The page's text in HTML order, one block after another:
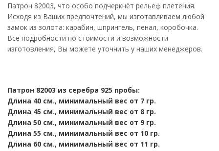
Патрон 82003, что особо подчеркнёт рельеф плетения.
Исходя из Ваших предпочтений, мы изготавливаем любой
замок из золота: карабин, шпрингель, пенал, коробочка.
Все подробности по стоимости и возможности
изготовления, Вы можете уточнить у наших менеджеров.
Патрон 82003 из серебра 925 пробы:
Длина 40 см., минимальный вес от 7 гр.
Длина 45 см., минимальный вес от 8 гр.
Длина 50 см., минимальный вес от 9 гр.
Длина 55 см., минимальный вес от 10 гр.
Длина 60 см., минимальный вес от 11 гр.